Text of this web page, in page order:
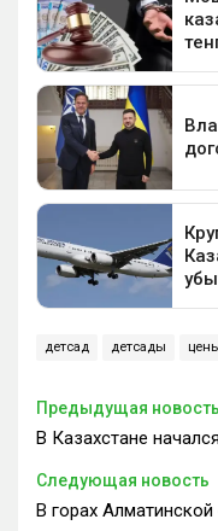
детсад детсады
Предыдущая новость
В Казахстане
Следующая новость
В горах